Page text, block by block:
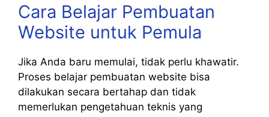
Cara Belajar Pembuatan
Website untuk Pemula
Jika Anda baru memulai, tidak perlu khawatir.
Proses belajar pembuatan website bisa
dilakukan secara bertahap dan tidak
memerlukan pengetahuan teknis yang